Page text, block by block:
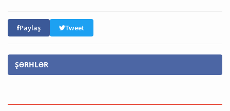
Paylaş Tweet
ŞƏRHLƏR